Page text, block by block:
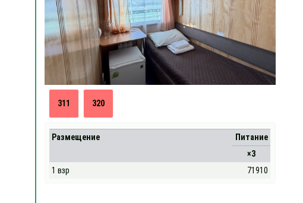
311 320
Размещение
Питание
×3
1 взр
71910